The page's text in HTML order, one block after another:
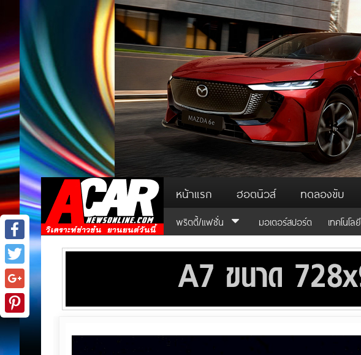
หน้าแรก ฮอตนิวส์ ทดลองขับ
พริตตี้/แฟชั่น มอเตอร์สปอร์ต เทคโนโลยี
Facebook
Twitter
Google+